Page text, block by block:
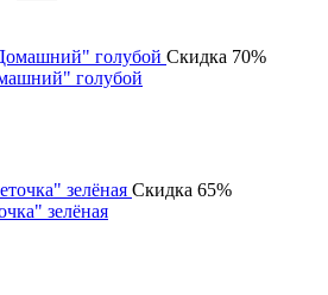
Скидка 70%
голубой
Скидка 65%
зелёная